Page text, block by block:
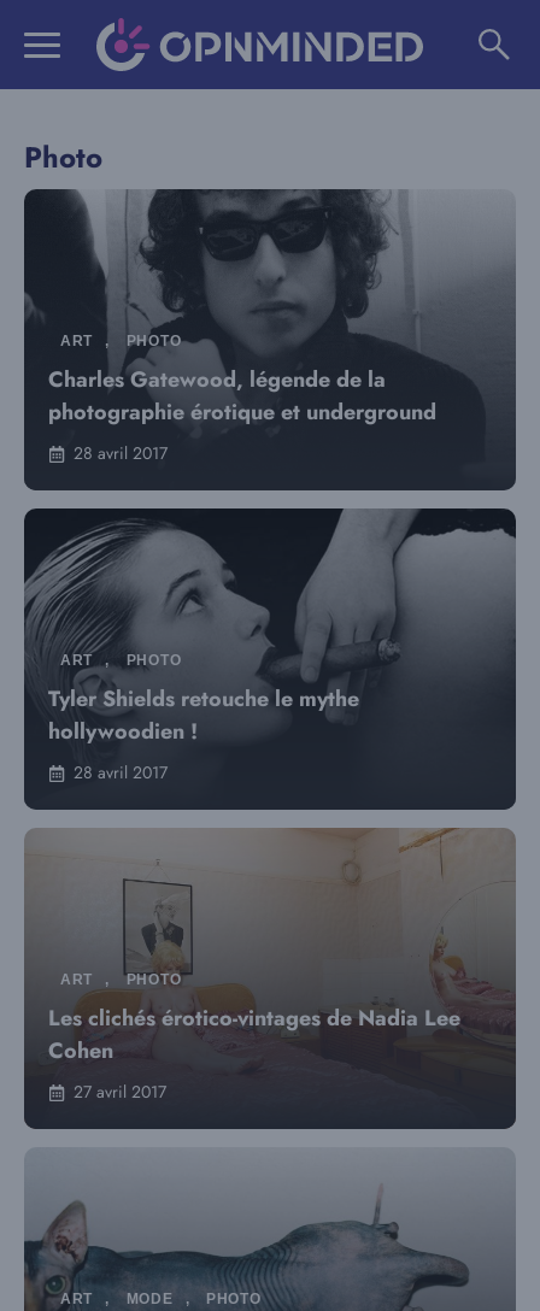
Photo
ART , PHOTO
Charles Gatewood, légende de la
photographie érotique et underground
28 avril 2017
ART , PHOTO
Tyler Shields retouche le mythe
hollywoodien !
28 avril 2017
ART , PHOTO
Les clichés érotico-vintages de Nadia Lee
Cohen
27 avril 2017
ART , MODE , PHOTO